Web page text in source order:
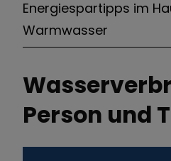
Energiespartipps im
Warmwasser
Person und